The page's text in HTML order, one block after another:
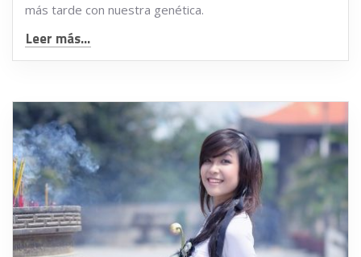
más tarde con nuestra genética.
Leer más...